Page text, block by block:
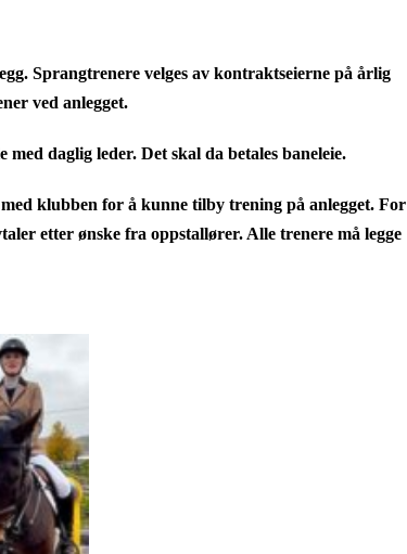
Sprangtrenere velges av kontraktseierne på årlig
ved anlegget.
daglig leder. Det skal da betales baneleie.
klubben for å kunne tilby trening på anlegget. For
etter ønske fra oppstallører. Alle trenere må legge